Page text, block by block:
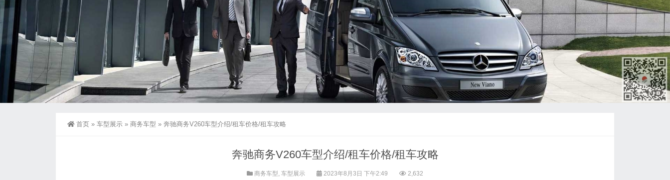
首页 » 车型展示 » 商务车型 » 奔驰商务V260车型介绍/租车价格/租车攻略
奔驰商务V260车型介绍/租车价格/租车攻略
商务车型, 车型展示 2023年8月3日 下午2:49 2,632